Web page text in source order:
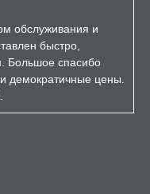
обслуживания и
быстро,
Большое спасибо
демократичные цены.